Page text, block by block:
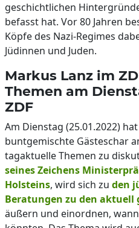
geschichtlichen
befasst hat. Vor 80 Jahren
Köpfe des Nazi-Regimes
Jüdinnen und Juden.
Markus Lanz im
Themen am
ZDF
Am Dienstag (25.01.2022)
buntgemischte Gästeschar
tagaktuelle Themen zu
seines Zeichens
Holsteins, wird sich zu den
Beratungen zu den aktuell
äußern und einordnen,